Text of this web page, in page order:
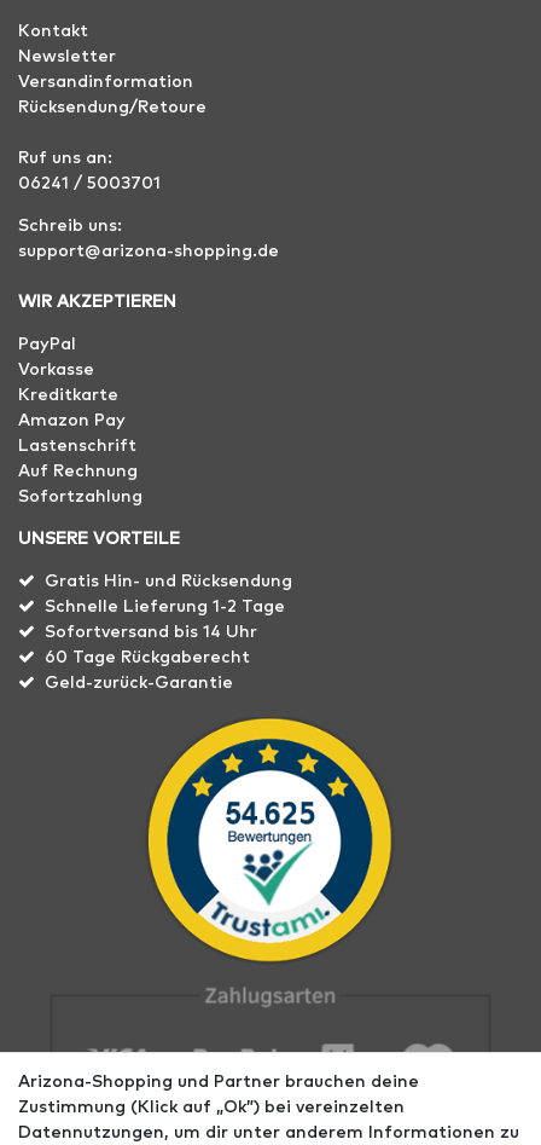
Kontakt
Newsletter
Versandinformation
Rücksendung/Retoure
Ruf uns an:
06241 / 5003701
Schreib uns:
support@arizona-shopping.de
WIR AKZEPTIEREN
PayPal
Vorkasse
Kreditkarte
Amazon Pay
Lastenschrift
Auf Rechnung
Sofortzahlung
UNSERE VORTEILE
Gratis Hin- und Rücksendung
Schnelle Lieferung 1-2 Tage
Sofortversand bis 14 Uhr
60 Tage Rückgaberecht
Geld-zurück-Garantie
Arizona-Shopping und Partner brauchen deine
Zustimmung (Klick auf „Ok”) bei vereinzelten
Datennutzungen, um dir unter anderem Informationen zu